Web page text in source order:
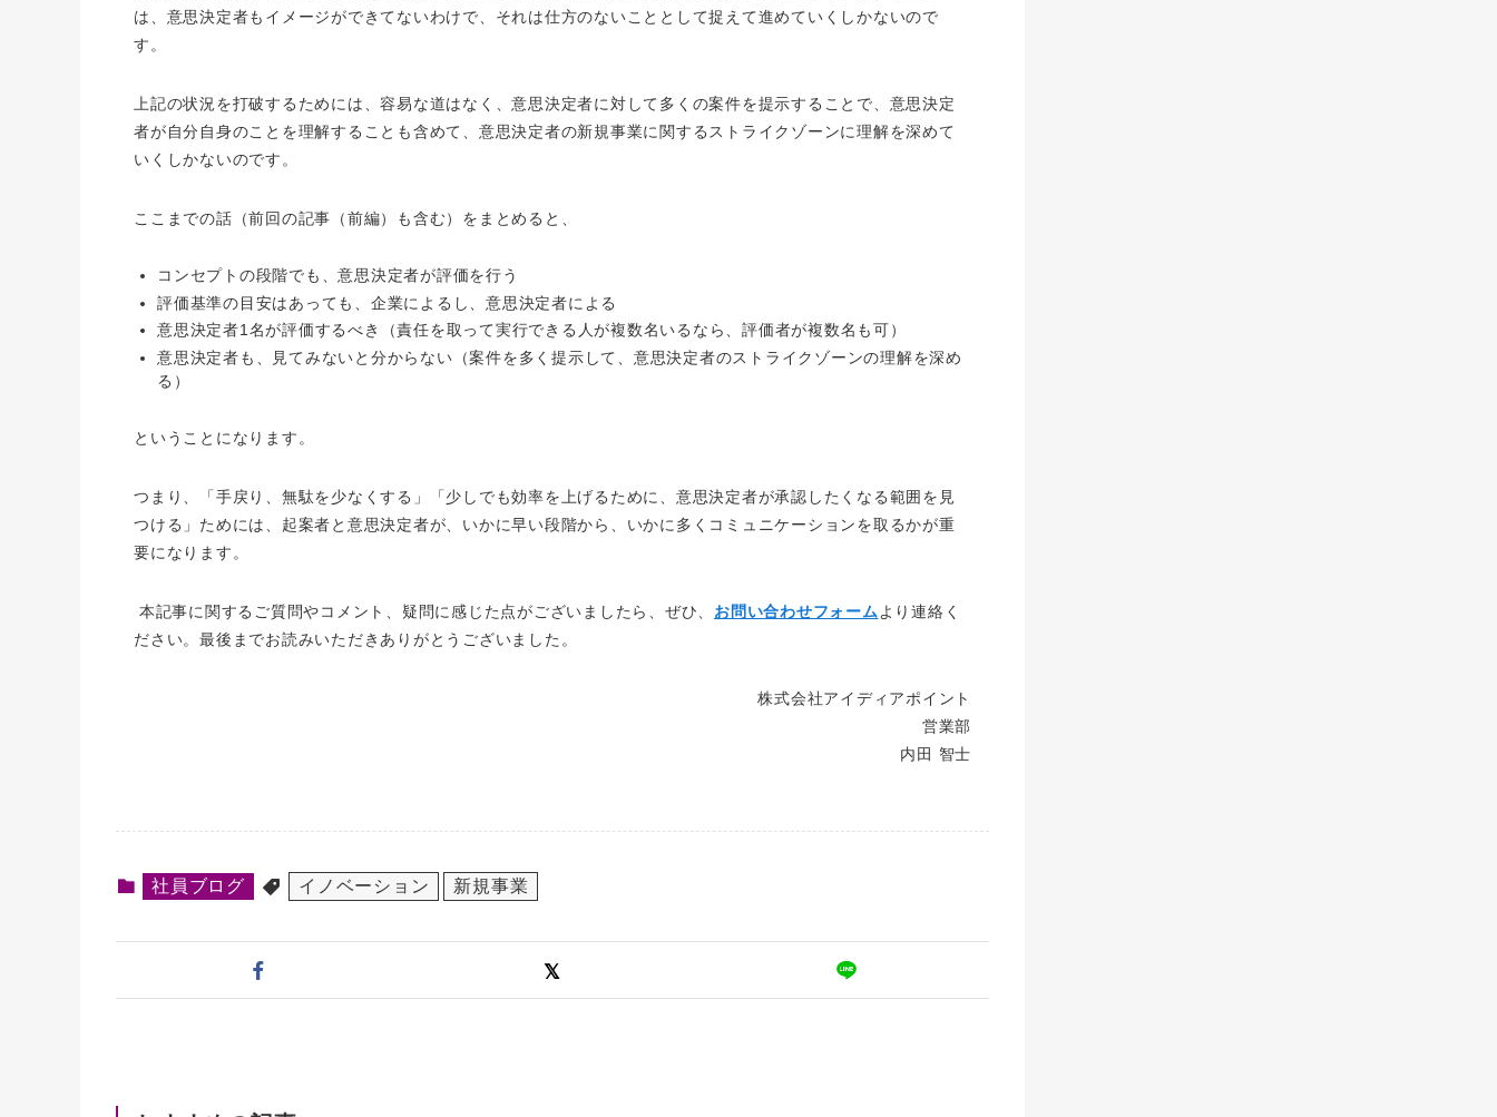
は、意思決定者もイメージができてないわけで、それは仕方のないこととして捉えて進めていくしかないので
す。
上記の状況を打破するためには、容易な道はなく、意思決定者に対して多くの案件を提示することで、意思決定
者が自分自身のことを理解することも含めて、意思決定者の新規事業に関するストライクゾーンに理解を深めて
いくしかないのです。
ここまでの話（前回の記事（前編）も含む）をまとめると、
コンセプトの段階でも、意思決定者が評価を行う
評価基準の目安はあっても、企業によるし、意思決定者による
意思決定者1 名が評価するべき（責任を取って実行できる人が複数名いるなら、評価者が複数名も可）
意思決定者も、見てみないと分からない（案件を多く提示して、意思決定者のストライクゾーンの理解を深め
る）
ということになります。
つまり、「手戻り、無駄を少なくする」「少しでも効率を上げるために、意思決定者が承認したくなる範囲を見
つける」ためには、起案者と意思決定者が、いかに早い段階から、いかに多くコミュニケーションを取るかが重
要になります。
本記事に関するご質問やコメント、疑問に感じた点がございましたら、ぜひ、 お問い合わせフォーム より連絡く
ださい。最後までお読みいただきありがとうございました。
株式会社アイディアポイント
営業部
内田 智士
社員ブログ イノベーション 新規事業